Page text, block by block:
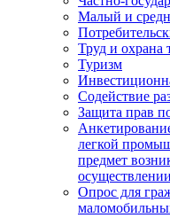
Малый и
Труд и охрана
Туризм
Содействие
Защита прав
легкой
предмет
Опрос для